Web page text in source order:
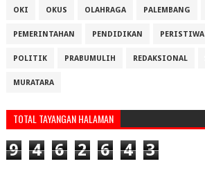
OKI OKUS OLAHRAGA PALEMBANG
PEMERINTAHAN PENDIDIKAN PERISTIWA
POLITIK PRABUMULIH REDAKSIONAL
MURATARA
TOTAL TAYANGAN HALAMAN
9 4 6 2 6 4 3